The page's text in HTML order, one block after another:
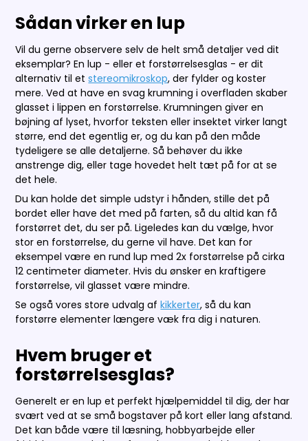
Sådan virker en lup
Vil du gerne observere selv de helt små detaljer ved dit
eksemplar? En lup - eller et forstørrelsesglas - er dit
alternativ til etstereomikroskop, der fylder og koster
mere. Ved at have en svag krumning i overfladen skaber
glasset i lippen en forstørrelse. Krumningen giver en
bøjning af lyset, hvorfor teksten eller insektet virker langt
større, end det egentlig er, og du kan på den måde
tydeligere se alle detaljerne. Så behøver du ikke
anstrenge dig, eller tage hovedet helt tæt på for at se
det hele.
Du kan holde det simple udstyr i hånden, stille det på
bordet eller have det med på farten, så du altid kan få
forstørret det, du ser på. Ligeledes kan du vælge, hvor
stor en forstørrelse, du gerne vil have. Det kan for
eksempel være en rund lup med 2x forstørrelse på cirka
12 centimeter diameter. Hvis du ønsker en kraftigere
forstørrelse, vil glasset være mindre.
Se også vores store udvalg afkikkerter, så du kan
forstørre elementer længere væk fra dig i naturen.
Hvem bruger et
forstørrelsesglas?
Generelt er en lup et perfekt hjælpemiddel til dig, der har
svært ved at se små bogstaver på kort eller lang afstand.
Det kan både være til læsning, hobbyarbejde eller